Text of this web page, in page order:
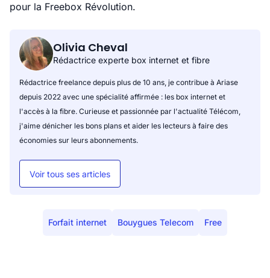
pour la Freebox Révolution.
Olivia Cheval
Rédactrice experte box internet et fibre
Rédactrice freelance depuis plus de 10 ans, je contribue à Ariase
depuis 2022 avec une spécialité affirmée : les box internet et
l'accès à la fibre. Curieuse et passionnée par l'actualité Télécom,
j'aime dénicher les bons plans et aider les lecteurs à faire des
économies sur leurs abonnements.
Voir tous ses articles
Forfait internet Bouygues Telecom Free